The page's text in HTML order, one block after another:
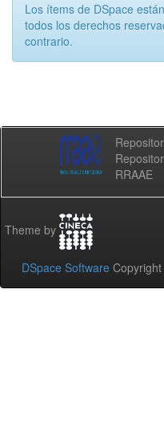
Los ítems de DSpace
todos los derechos
contrario.
RRAAE
Theme by
DSpace Software